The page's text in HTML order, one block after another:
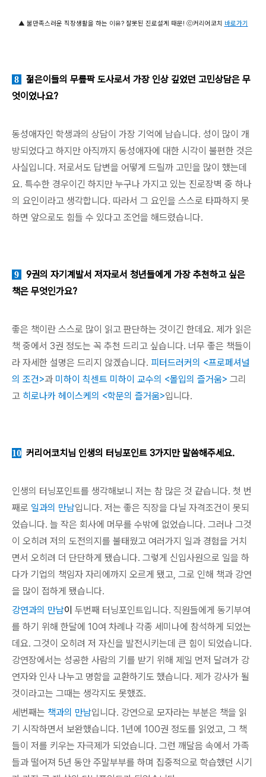
▲ 불만족스러운 직장생활을 하는 이유? 잘못된 진로설계 때문! ⓒ커리어코치 바로가기
8
젊은이들의 무릎팍 도사로서 가장 인상 깊었던 고민상담은 무
엇이었나요?
동성애자인 학생과의 상담이 가장 기억에 남습니다. 성이 많이 개
방되었다고 하지만 아직까지 동성애자에 대한 시각이 불편한 것은
사실입니다. 저로서도 답변을 어떻게 드릴까 고민을 많이 했는데
요. 특수한 경우이긴 하지만 누구나 가지고 있는 진로장벽 중 하나
의 요인이라고 생각합니다. 따라서 그 요인을 스스로 타파하지 못
하면 앞으로도 힘들 수 있다고 조언을 해드렸습니다.
9
9권의 자기계발서 저자로서 청년들에게 가장 추천하고 싶은
책은 무엇인가요?
좋은 책이란 스스로 많이 읽고 판단하는 것이긴 한데요. 제가 읽은
책 중에서 3권 정도는 꼭 추천 드리고 싶습니다. 너무 좋은 책들이
라 자세한 설명은 드리지 않겠습니다. 피터드러커의 <프로페셔널
의 조건>과 미하이 칙센트 미하이 교수의 <몰입의 즐거움> 그리
고 히로나카 헤이스케의 <학문의 즐거움>입니다.
10 커리어코치님 인생의 터닝포인트 3가지만 말씀해주세요.
인생의 터닝포인트를 생각해보니 저는 참 많은 것 같습니다. 첫 번
째로 일과의 만남입니다. 저는 좋은 직장을 다닐 자격조건이 못되
었습니다. 늘 작은 회사에 머무를 수밖에 없었습니다. 그러나 그것
이 오히려 저의 도전의지를 불태웠고 여러가지 일과 경험을 거치
면서 오히려 더 단단하게 됐습니다. 그렇게 신입사원으로 일을 하
다가 기업의 책임자 자리에까지 오르게 됐고, 그로 인해 책과 강연
을 많이 접하게 됐습니다.
강연과의 만남이 두번째 터닝포인트입니다. 직원들에게 동기부여
를 하기 위해 한달에 10여 차례나 각종 세미나에 참석하게 되었는
데요. 그것이 오히려 저 자신을 발전시키는데 큰 힘이 되었습니다.
강연장에서는 성공한 사람의 기를 받기 위해 제일 먼저 달려가 강
연자와 인사 나누고 명함을 교환하기도 했습니다. 제가 강사가 될
것이라고는 그때는 생각지도 못했죠.
세번째는 책과의 만남입니다. 강연으로 모자라는 부분은 책을 읽
기 시작하면서 보완했습니다. 1년에 100권 정도를 읽었고, 그 책
들이 저를 키우는 자극제가 되었습니다. 그런 깨달음 속에서 가족
들과 떨어져 5년 동안 주말부부를 하며 집중적으로 학습했던 시기